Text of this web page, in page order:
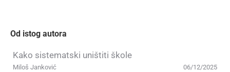
Od istog autora
Kako sistematski uništiti škole
06/12/2025
Miloš Janković